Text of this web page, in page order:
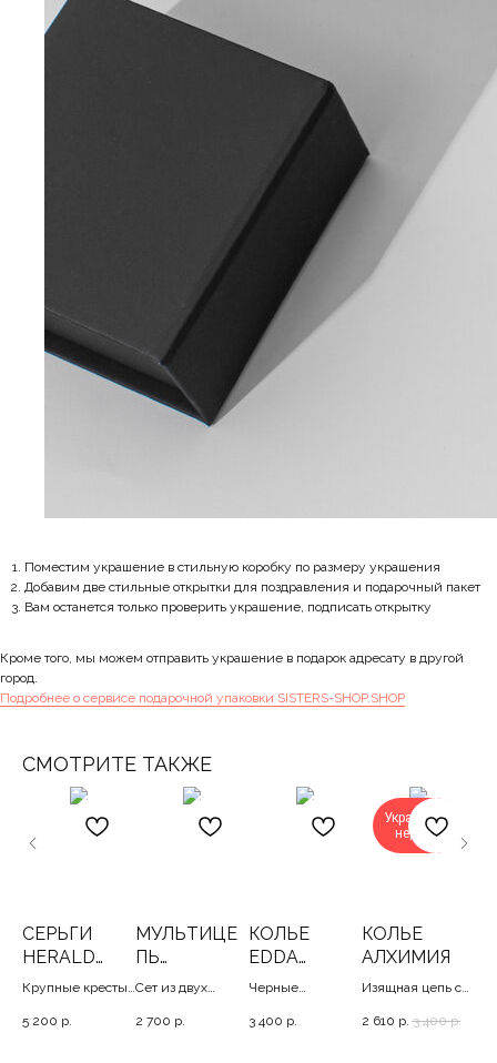
Поместим украшение в стильную коробку по размеру украшения
Добавим две стильные открытки для поздравления и подарочный пакет
Вам останется только проверить украшение, подписать открытку
Кроме того, мы можем отправить украшение в подарок адресату в другой
город.
Подробнее о сервисе подарочной упаковки SISTERS-SHOP.SHOP
СМОТРИТЕ ТАКЖЕ
СЕРЬГИ
HERALD
(BLUE)
Крупные кресты
камней, 9
5 200 р.
МУЛЬТИЦЕ
ПЬ
ЗОЛОТАЯ
Сет из двух
2 700 р.
КОЛЬЕ
EDDA
BLACK
Черные
позолоченной
3 400 р.
Украшение
недели
КОЛЬЕ
АЛХИМИЯ
Изящная цепь с
48
2 610 р. 3 400 р.